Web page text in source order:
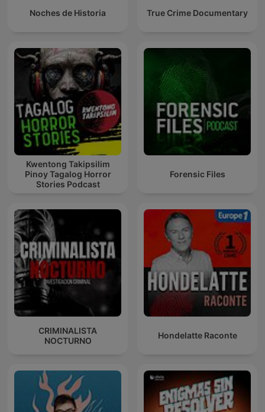
Noches de Historia True Crime Documentary
Kwentong Takipsilim
Pinoy Tagalog Horror
Stories Podcast
Forensic Files
CRIMINALISTA
NOCTURNO
Hondelatte Raconte